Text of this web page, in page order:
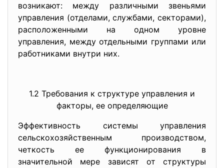
возникают: между различными звеньями
управления (отделами, службами, секторами),
расположенными на одном уровне
управления, между отдельными группами или
работниками внутри них.
1.2 Требования к структуре управления и
факторы, ее определяющие
Эффективность системы управления
сельскохозяйственным производством,
четкость ее функционирования в
значительной мере зависят от структуры